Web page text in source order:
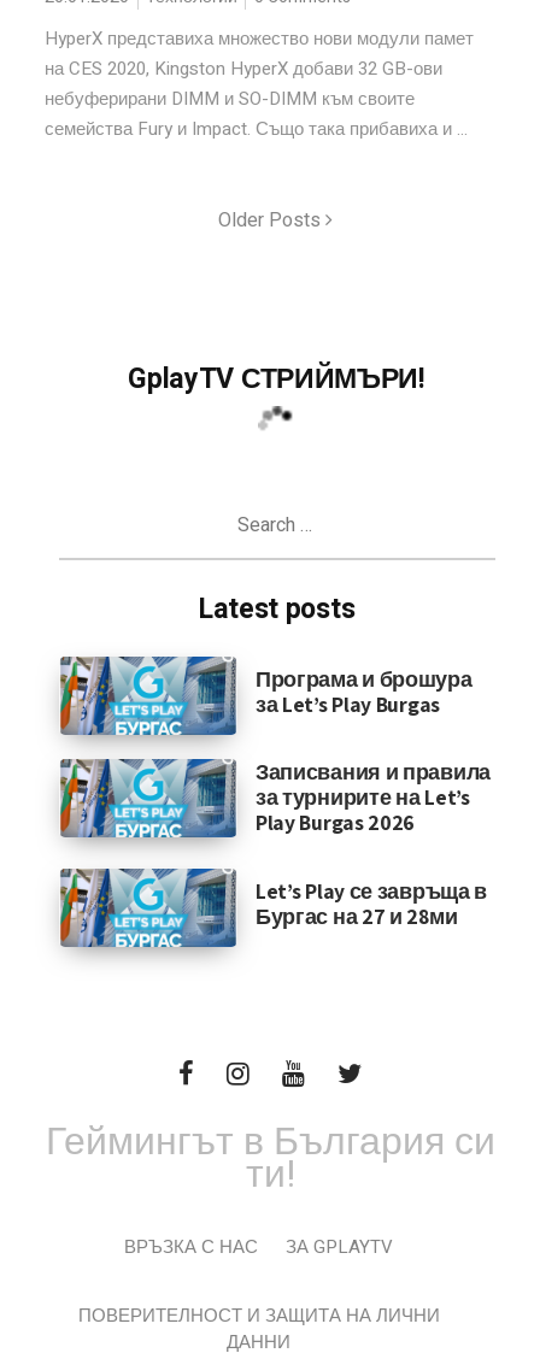
HyperX представиха множество нови модули памет
на CES 2020, Kingston HyperX добави 32 GB-ови
небуферирани DIMM и SO-DIMM към своите
семейства Fury и Impact. Също така прибавиха и ...
Older Posts
GplayTV СТРИЙМЪРИ!
Latest posts
Програма и брошура
за Let’s Play Burgas
Записвания и правила
за турнирите на Let’s
Play Burgas 2026
Let’s Play се завръща в
Бургас на 27 и 28ми
Геймингът в България си
ти!
ВРЪЗКА С НАС ЗА GPLAYTV
ПОВЕРИТЕЛНОСТ И ЗАЩИТА НА ЛИЧНИ
ДАННИ